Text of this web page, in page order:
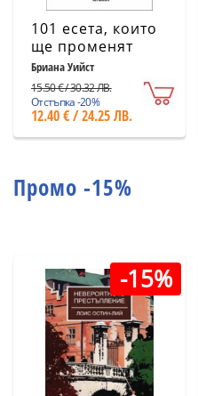
101 есета, които
ще променят
начина ви на
мислене
Бриана Уийст
15.50 € / 30.32 ЛВ.
Отстъпка -20%
12.40 € / 24.25 ЛВ.
Промо -15%
-15%